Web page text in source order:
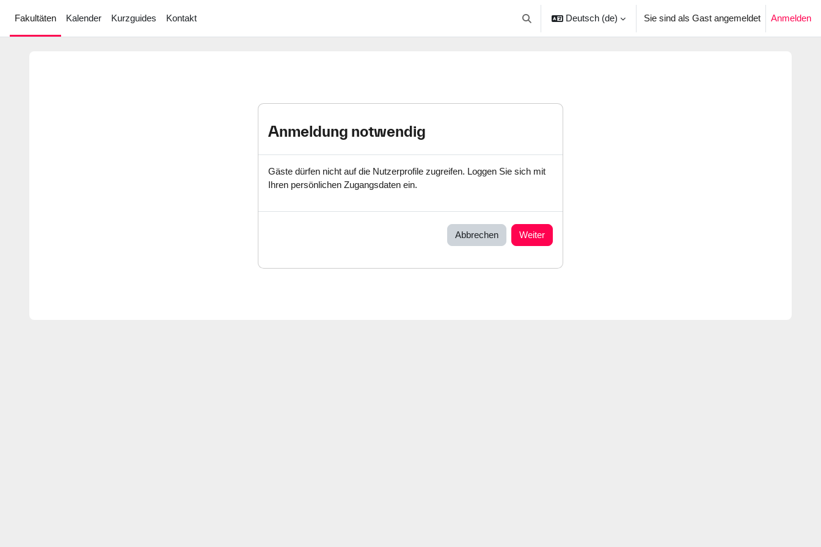
Fakultäten
Kalender Kurzguides Kontakt
Sucheingabe umschalten
Deutsch ‎(de)‎ Sie sind als Gast angemeldet Anmelden
Anmeldung notwendig
Gäste dürfen nicht auf die Nutzerprofile zugreifen. Loggen Sie sich mit
Ihren persönlichen Zugangsdaten ein.
Abbrechen Weiter